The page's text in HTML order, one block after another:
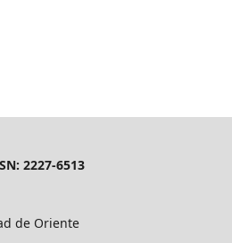
2227-6513
de Oriente